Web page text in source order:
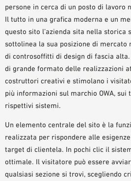
persone in cerca di un posto di lavoro
Il tutto in una grafica moderna e un
questo sito l’azienda sita nella storica
sottolinea la sua posizione di mercato
di controsoffitti di design di fascia
di grande formato delle realizzazioni
costruttori creativi e stimolano i
più informazioni sul marchio OWA, sui
rispettivi sistemi.
Un elemento centrale del sito è la
realizzata per rispondere alle
target di clientela. In pochi clic il
ottimale. Il visitatore può essere
qualsiasi sezione si trovi, scegliendo